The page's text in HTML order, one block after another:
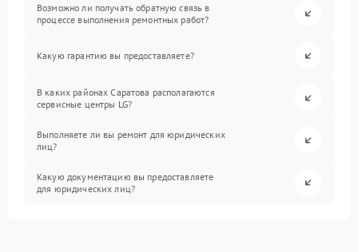
Возможно ли получать обратную связь в
процессе выполнения ремонтных работ?
Какую гарантию вы предоставляете?
В каких районах Саратова располагаются
сервисные центры LG?
Выполняете ли вы ремонт для юридических
лиц?
Какую документацию вы предоставляете
для юридических лиц?